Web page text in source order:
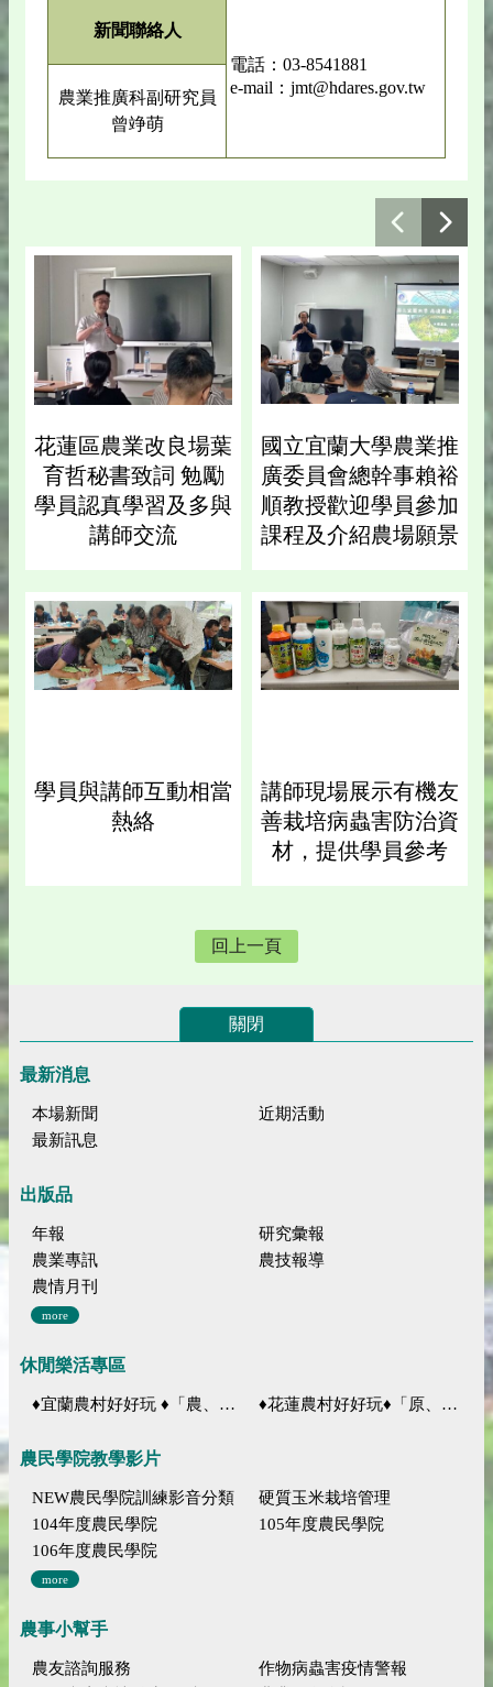
新聞聯絡人
電話：03-8541881
e-mail：jmt@hdares.gov.tw
農業推廣科副研究員
曾竫萌
花蓮區農業改良場葉
育哲秘書致詞 勉勵
學員認真學習及多與
講師交流
國立宜蘭大學農業推
廣委員會總幹事賴裕
順教授歡迎學員參加
課程及介紹農場願景
學員與講師互動相當
熱絡
講師現場展示有機友
善栽培病蟲害防治資
材，提供學員參考
回上一頁
關閉
最新消息
本場新聞
近期活動
最新訊息
出版品
年報
研究彙報
農業專訊
農技報導
農情月刊
more
休閒樂活專區
♦宜蘭農村好好玩 ♦「農、藝、山、水」四條遊程推薦 ♦花蓮農村好好玩♦「原、生、慢、活」四條遊程推薦
農民學院教學影片
NEW農民學院訓練影音分類
硬質玉米栽培管理
104年度農民學院
105年度農民學院
106年度農民學院
more
農事小幫手
農友諮詢服務
作物病蟲害疫情警報